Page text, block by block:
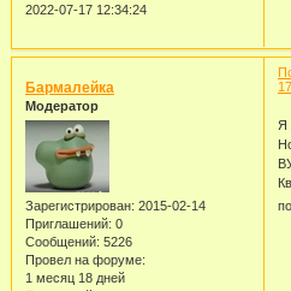
2022-07-17 12:34:24
Бармалейка
Модератор
Зарегистрирован: 2015-02-14
Приглашений: 0
Сообщений: 5226
Провел на форуме:
1 месяц 18 дней
Я